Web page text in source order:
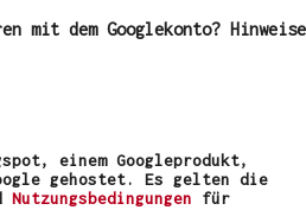
mit dem Googlekonto? Hinweise
einem Googleprodukt,
gehostet. Es gelten die
Nutzungsbedingungen für